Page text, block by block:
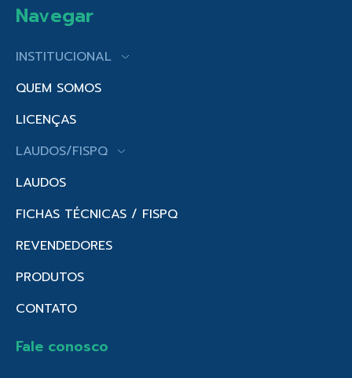
Navegar
INSTITUCIONAL
QUEM SOMOS
LICENÇAS
LAUDOS/FISPQ
LAUDOS
FICHAS TÉCNICAS / FISPQ
REVENDEDORES
PRODUTOS
CONTATO
Fale conosco